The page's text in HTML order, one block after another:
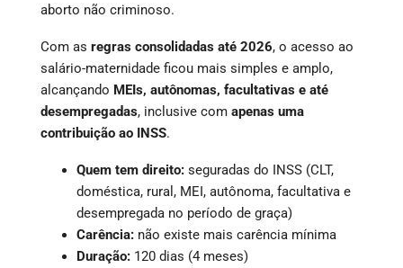
aborto não criminoso.
Com as regras consolidadas até 2026, o acesso ao
salário-maternidade ficou mais simples e amplo,
alcançando MEIs, autônomas, facultativas e até
desempregadas, inclusive com apenas uma
contribuição ao INSS.
Quem tem direito: seguradas do INSS (CLT,
doméstica, rural, MEI, autônoma, facultativa e
desempregada no período de graça)
Carência: não existe mais carência mínima
Duração: 120 dias (4 meses)